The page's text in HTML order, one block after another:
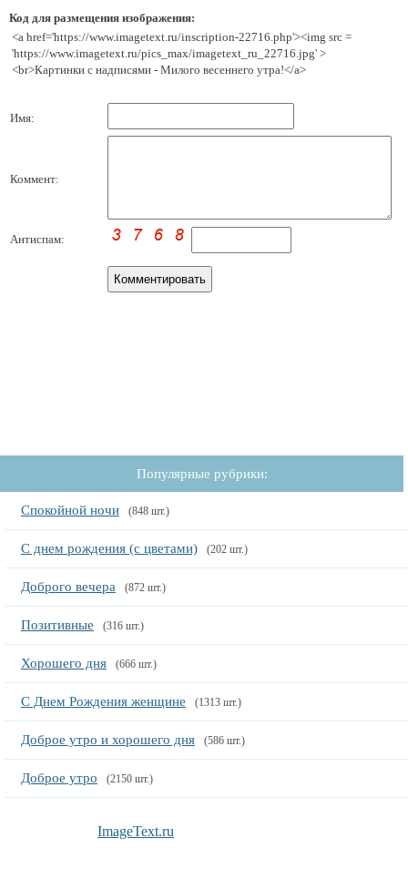
Код для размещения изображения:
<a href='https://www.imagetext.ru/inscription-22716.php'><img src =
'https://www.imagetext.ru/pics_max/imagetext_ru_22716.jpg' >
<br>Картинки с надписями - Милого весеннего утра!</a>
Имя:
Коммент:
Антиспам:
Популярные рубрики:
Спокойной ночи (848 шт.)
С днем рождения (с цветами) (202 шт.)
Доброго вечера (872 шт.)
Позитивные (316 шт.)
Хорошего дня (666 шт.)
С Днем Рождения женщине (1313 шт.)
Доброе утро и хорошего дня (586 шт.)
Доброе утро (2150 шт.)
ImageText.ru